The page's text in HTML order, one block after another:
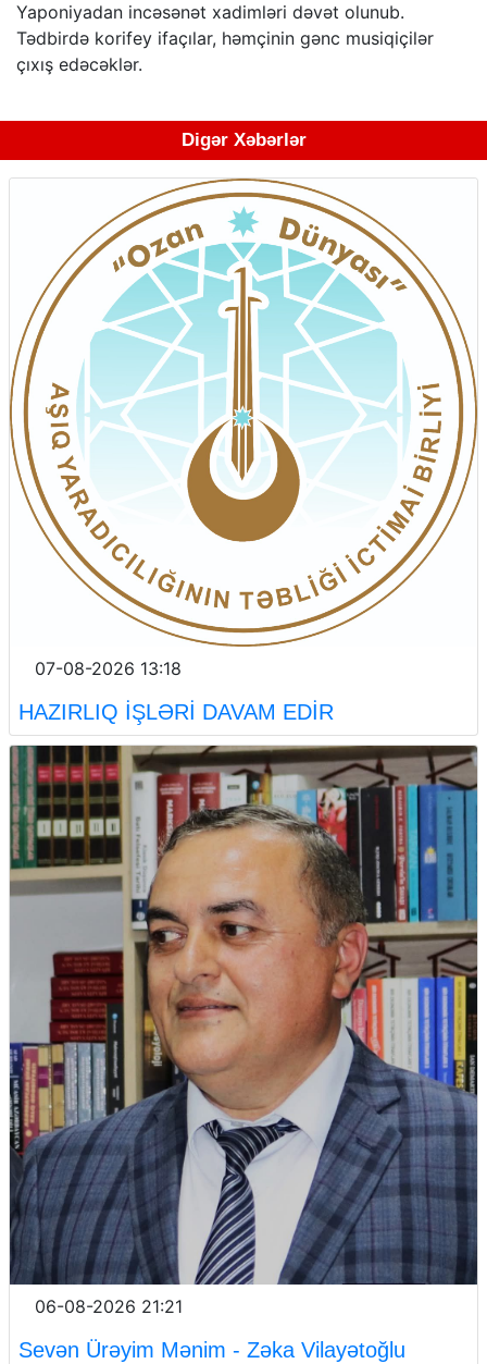
Yaponiyadan incəsənət xadimləri dəvət olunub.
Tədbirdə korifey ifaçılar, həmçinin gənc musiqiçilər
çıxış edəcəklər.
Digər Xəbərlər
07-08-2026 13:18
HAZIRLIQ İŞLƏRİ DAVAM EDİR
06-08-2026 21:21
Sevən Ürəyim Mənim - Zəka Vilayətoğlu